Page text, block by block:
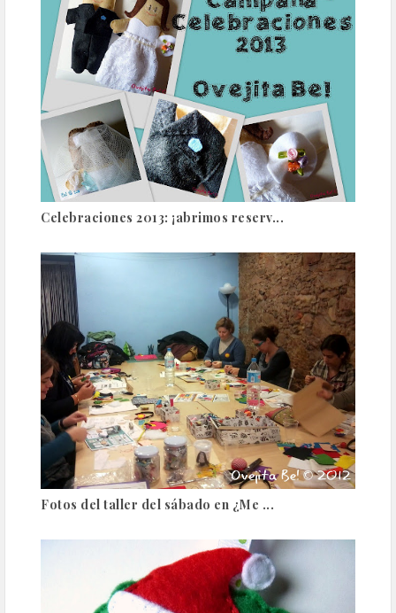
Celebraciones 2013: ¡abrimos reserv...
Fotos del taller del sábado en ¿Me ...